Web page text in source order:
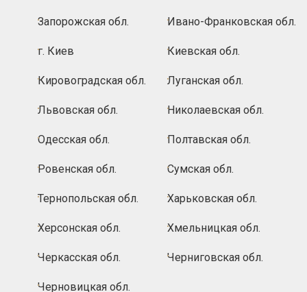
Запорожская обл. Ивано-Франковская обл.
г. Киев Киевская обл.
Кировоградская обл. Луганская обл.
Львовская обл. Николаевская обл.
Одесская обл. Полтавская обл.
Ровенская обл. Сумская обл.
Тернопольская обл. Харьковская обл.
Херсонская обл. Хмельницкая обл.
Черкасская обл. Черниговская обл.
Черновицкая обл.